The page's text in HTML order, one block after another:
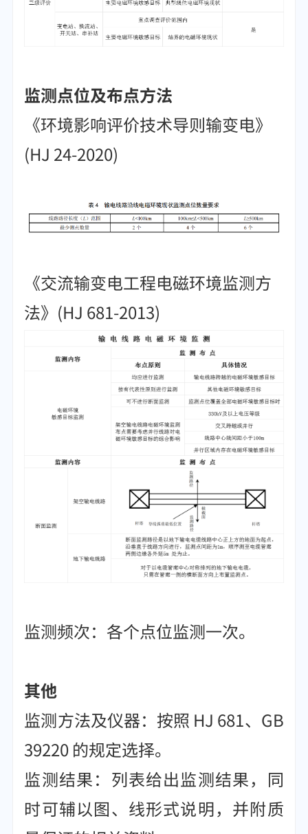
监测点位及布点方法
《环境影响评价技术导则输变电》
(HJ 24-2020)
《交流输变电工程电磁环境监测方
法》(HJ 681-2013)
监测频次：各个点位监测一次。
其他
监测方法及仪器：按照 HJ 681、GB
39220 的规定选择。
监测结果：列表给出监测结果，同
时可辅以图、线形式说明，并附质